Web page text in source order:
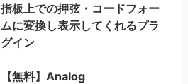
指板上での押弦・コードフォー
ムに変換し表示してくれるプラ
グイン
【無料】Analog